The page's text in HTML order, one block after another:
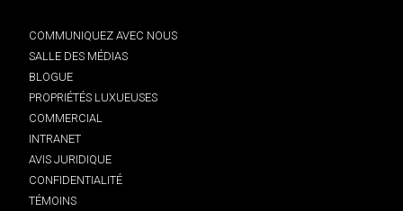
COMMUNIQUEZ AVEC NOUS
SALLE DES MÉDIAS
BLOGUE
PROPRIÉTÉS LUXUEUSES
COMMERCIAL
INTRANET
AVIS JURIDIQUE
CONFIDENTIALITÉ
TÉMOINS